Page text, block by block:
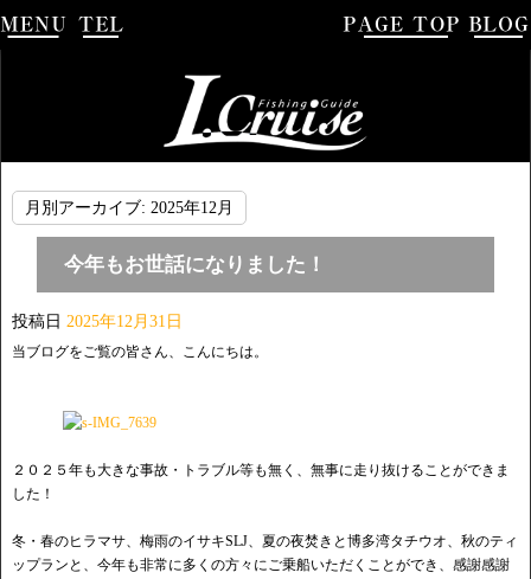
月別アーカイブ: 2025年12月
今年もお世話になりました！
投稿日 2025年12月31日
当ブログをご覧の皆さん、こんにちは。
２０２５年も大きな事故・トラブル等も無く、無事に走り抜けることができま
した！
冬・春のヒラマサ、梅雨のイサキSLJ、夏の夜焚きと博多湾タチウオ、秋のティ
ップランと、今年も非常に多くの方々にご乗船いただくことができ、感謝感謝